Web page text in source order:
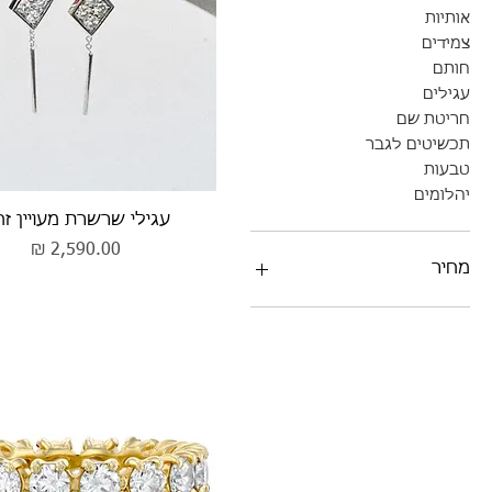
אותיות
צמידים
חותם
עגילים
חריטת שם
תכשיטים לגבר
טבעות
יהלומים
מחיר
תצוגה מהירה
עגילי שרשרת מעויין
מחיר